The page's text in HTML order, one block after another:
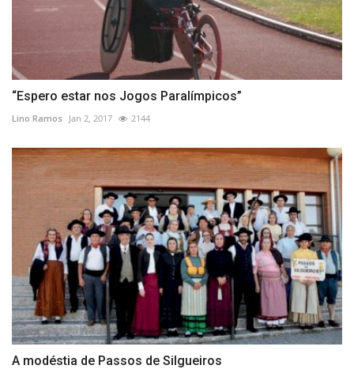
“Espero estar nos Jogos Paralímpicos”
Lino Ramos Jan 2, 2017 2144
A modéstia de Passos de Silgueiros